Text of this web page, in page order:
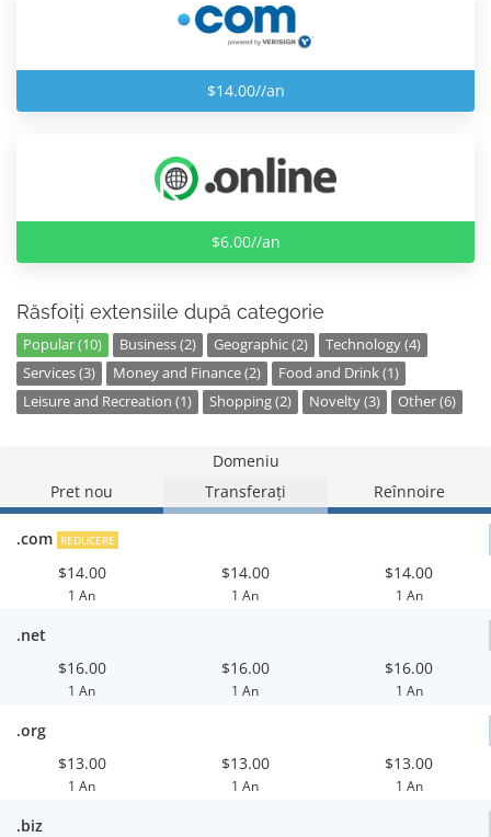
$14.00//an
$6.00//an
Răsfoiți extensiile după categorie
Popular (10) Business (2) Geographic (2)
Technology (4)
Services (3)
Money and Finance (2)
Food and Drink (1)
Leisure and Recreation (1)
Shopping (2) Novelty (3) Other (6)
Domeniu
Pret nou
Transferați Reînnoire
.com REDUCERE
$14.00
1 An
$14.00
1 An
$14.00
1 An
.net
$16.00
1 An
$16.00
1 An
$16.00
1 An
.org
$13.00
1 An
$13.00
1 An
$13.00
1 An
.biz